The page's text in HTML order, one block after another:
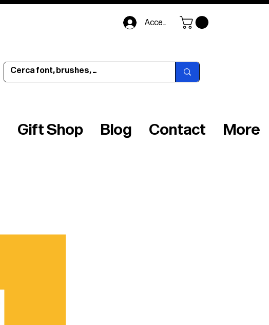
Accedi
Gift Shop Blog Contact More